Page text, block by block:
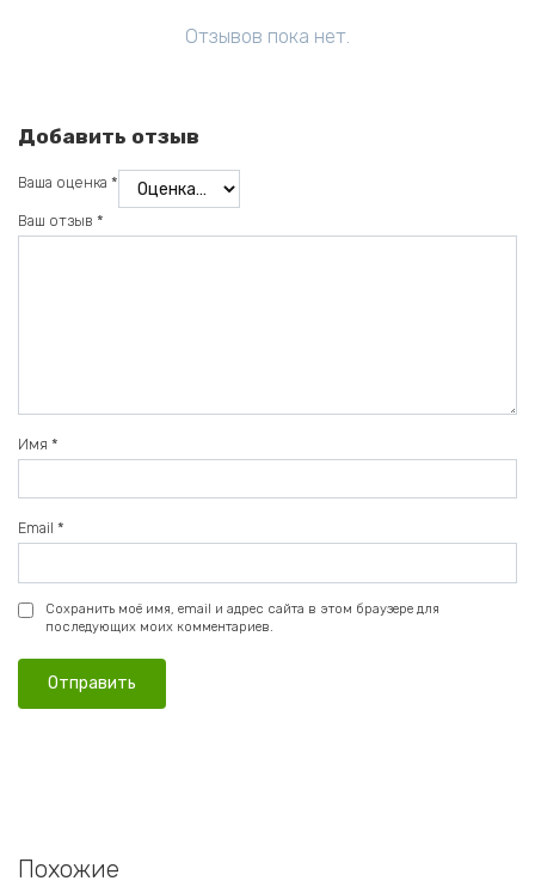
Отзывов пока нет.
Добавить отзыв
Ваша оценка *
Ваш отзыв *
Имя *
Email *
Сохранить моё имя, email и адрес сайта в этом браузере для
последующих моих комментариев.
Похожие